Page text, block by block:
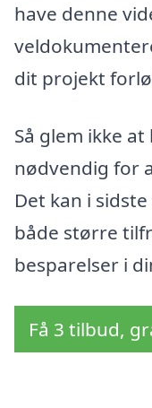
have denne
dit projekt
Så glem ikke
nødvendig for
Det kan i
både større
besparelser i
Få 3 tilbud,